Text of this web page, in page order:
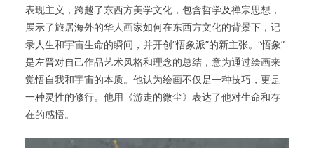
表现主义，跨越了东西方美学文化，包含哲学及禅宗思想，
展示了旅居海外的华人画家如何在东西方文化的背景下，记
录人生和宇宙生命的瞬间，并开创“悟象派”的新主张。“悟象”
是左晋对自己作品艺术风格和理念的总结，意为通过绘画来
觉悟自我和宇宙的本质。他认为绘画不仅是一种技巧，更是
一种灵性的修行。他用《游走的微尘》表达了他对生命和存
在的感悟。